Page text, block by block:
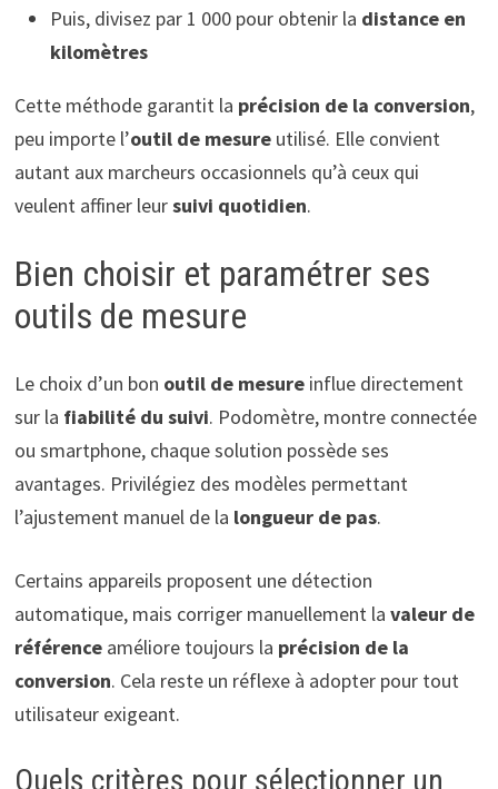
Puis, divisez par 1 000 pour obtenir la distance en
kilomètres
Cette méthode garantit la précision de la conversion,
peu importe l’outil de mesureutilisé. Elle convient
autant aux marcheurs occasionnels qu’à ceux qui
veulent affiner leursuivi quotidien.
Bien choisir et paramétrer ses
outils de mesure
Le choix d’un bon outil de mesureinflue directement
sur la fiabilité du suivi. Podomètre, montre connectée
ou smartphone, chaque solution possède ses
avantages. Privilégiez des modèles permettant
l’ajustement manuel de la longueur de pas.
Certains appareils proposent une détection
automatique, mais corriger manuellement la valeur de
référenceaméliore toujours la précision de la
conversion. Cela reste un réflexe à adopter pour tout
utilisateur exigeant.
Quels critères pour sélectionner un